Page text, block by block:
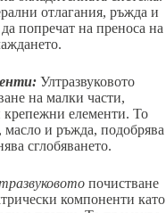
отлагания, ръжда и
попречат на преноса на
Ултразвуковото
на малки части,
крепежни елементи. То
масло и ръжда, подобрява
сглобяването.
почистване
компоненти като